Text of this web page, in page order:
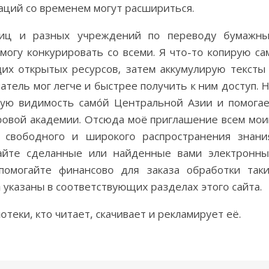
со временем могут расшириться.
и разных учреждений по переводу
конкурировать со всеми. Я что-то копирую
открытых ресурсов, затем аккумулирую тексты
мог легче и быстрее получить к ним доступ.
видимость самóй Центральной Азии и
академии. Отсюда моё приглашение всем
и широкого распространения
сделанные или найденные вами
финансово для заказа обработки
в соответствующих разделах этого сайта.
кто читает, скачивает и рекламирует её.